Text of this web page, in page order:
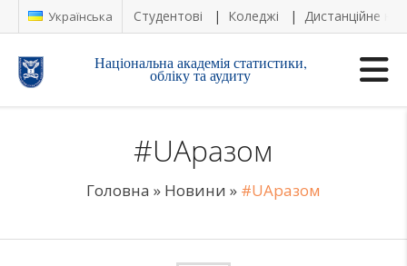
Українська Студентові Коледжі Дистанційне
Національна академія статистики,
обліку та аудиту
#UAразом
Головна » Новини » #UAразом